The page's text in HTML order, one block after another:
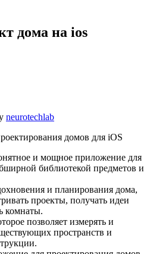
дома на ios
neurotechlab
домов для iOS
и мощное приложение для
библиотекой предметов и
и планирования дома,
проекты, получать идеи
комнаты.
позволяет измерять и
пространств и